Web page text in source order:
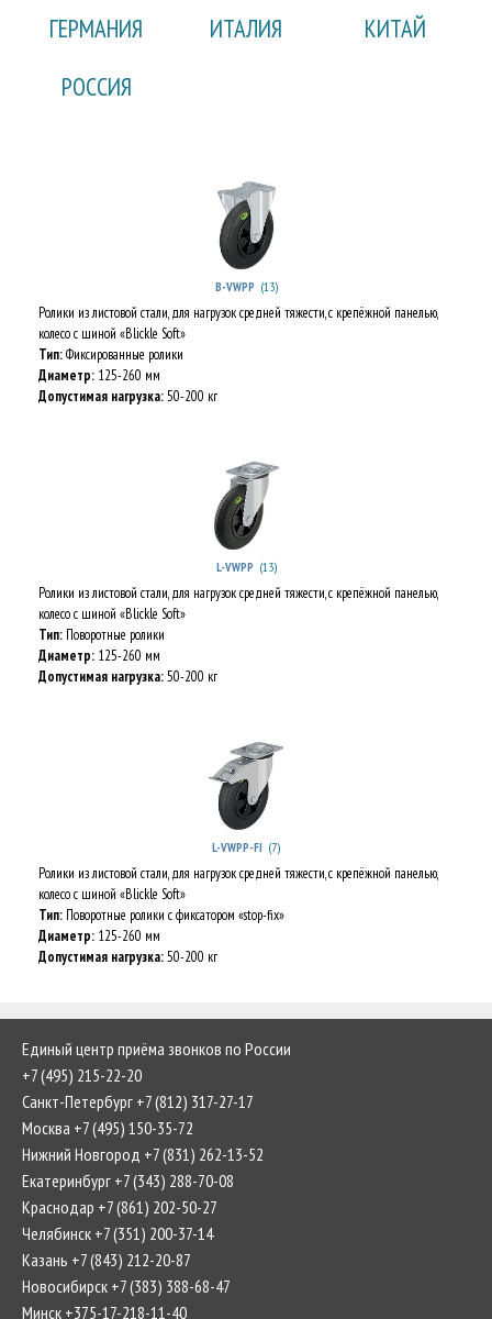
ГЕРМАНИЯ ИТАЛИЯ
КИТАЙ
РОССИЯ
B-VWPP (13)
Ролики из листовой стали, для нагрузок средней тяжести, с крепёжной панелью,
колесо с шиной «Blickle Soft»
Тип:Фиксированные ролики
Диаметр: 125-260 мм
Допустимая нагрузка:50-200 кг
L-VWPP (13)
Ролики из листовой стали, для нагрузок средней тяжести, с крепёжной панелью,
колесо с шиной «Blickle Soft»
Тип: Поворотные ролики
Диаметр: 125-260 мм
Допустимая нагрузка:50-200 кг
L-VWPP-FI (7)
Ролики из листовой стали, для нагрузок средней тяжести, с крепёжной панелью,
колесо с шиной «Blickle Soft»
Тип: Поворотные ролики с фиксатором «stop-fix»
Диаметр: 125-260 мм
Допустимая нагрузка:50-200 кг
Единый центр приёма звонков по России
+7 (495) 215-22-20
Санкт-Петербург +7 (812) 317-27-17
Москва +7 (495) 150-35-72
Нижний Новгород +7 (831) 262-13-52
Екатеринбург +7 (343) 288-70-08
Краснодар +7 (861) 202-50-27
Челябинск +7 (351) 200-37-14
Казань +7 (843) 212-20-87
Новосибирск +7 (383) 388-68-47
Минск +375-17-218-11-40